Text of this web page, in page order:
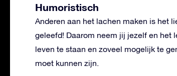
Humoristisch
Anderen aan het lachen maken is het
geleefd! Daarom neem jij jezelf en het
leven te staan en zoveel mogelijk te
moet kunnen zijn.